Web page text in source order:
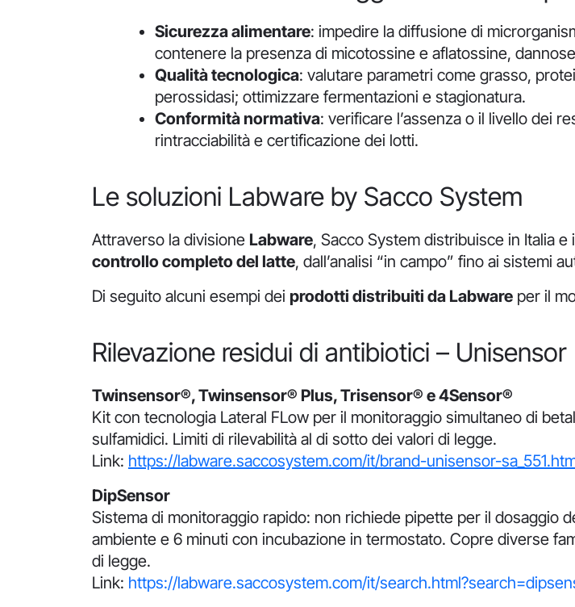
Sicurezza alimentare: impedire la diffusione di
contenere la presenza di micotossine e aflatossine,
Qualità tecnologica: valutare parametri come grasso,
perossidasi; ottimizzare fermentazioni e stagionatura.
Conformità normativa: verificare l’assenza o il livello dei
rintracciabilità e certificazione dei lotti.
Le soluzioni Labware by Sacco System
Attraverso la divisione Labware, Sacco System distribuisce in Italia e
controllo completo del latte, dall’analisi “in campo” fino ai sistemi
Di seguito alcuni esempi dei prodotti distribuiti da Labware per il
Rilevazione residui di antibiotici – Unisensor
Twinsensor®, Twinsensor® Plus, Trisensor® e 4Sensor®
Kit con tecnologia Lateral FLow per il monitoraggio simultaneo di
sulfamidici. Limiti di rilevabilità al di sotto dei valori di legge.
Link: https://labware.saccosystem.com/it/brand-unisensor-
DipSensor
Sistema di monitoraggio rapido: non richiede pipette per il dosaggio
ambiente e 6 minuti con incubazione in termostato. Copre diverse
di legge.
Link: https://labware.saccosystem.com/it/